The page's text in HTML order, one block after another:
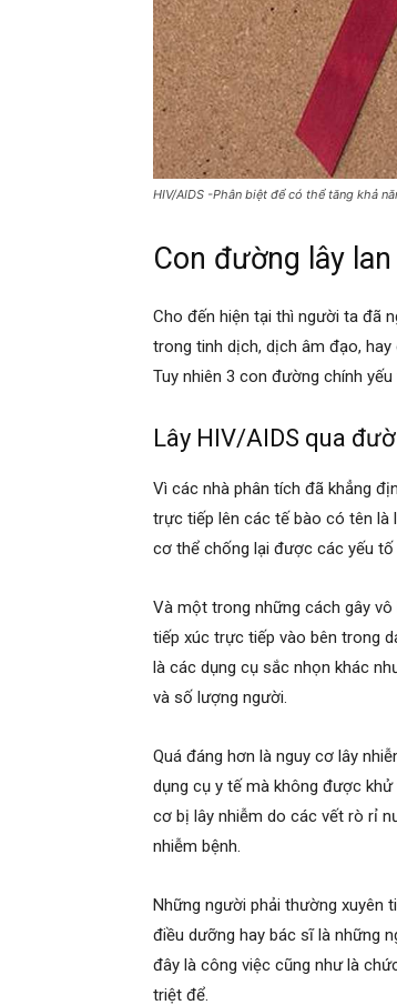
HIV/AIDS -Phân biệt để có thể tăng khả
Con đường lây
Cho đến hiện tại thì người ta đã
trong tinh dịch, dịch âm đạo,
Tuy nhiên 3 con đường chính
Lây HIV/AIDS qua
Vì các nhà phân tích đã khẳng
trực tiếp lên các tế bào có tên là
cơ thể chống lại được các yếu tố
Và một trong những cách gây
tiếp xúc trực tiếp vào bên trong
là các dụng cụ sắc nhọn khác
và số lượng người.
Quá đáng hơn là nguy cơ lây
dụng cụ y tế mà không được
cơ bị lây nhiễm do các vết rò rỉ
nhiễm bệnh.
Những người phải thường xuyên
điều dưỡng hay bác sĩ là những
đây là công việc cũng như là
triệt để.